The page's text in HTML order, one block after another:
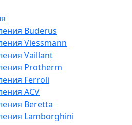
Buderus
Viessmann
Vaillant
Protherm
Ferroli
ACV
Beretta
Lamborghini